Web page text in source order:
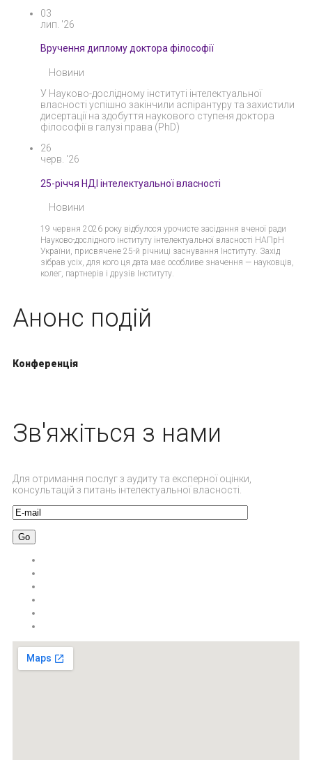
03
лип. '26
Вручення диплому доктора філософії
Новини
У Науково-дослідному інституті інтелектуальної
власності успішно закінчили аспірантуру та захистили
дисертації на здобуття наукового ступеня доктора
філософії в галузі права (PhD)
26
черв. '26
25-річчя НДІ інтелектуальної власності
Новини
19 червня 2026 року відбулося урочисте засідання вченої ради
Науково-дослідного інституту інтелектуальної власності НАПрН
України, присвячене 25-й річниці заснування Інституту. Захід
зібрав усіх, для кого ця дата має особливе значення — науковців,
колег, партнерів і друзів Інституту.
Анонс подій
Конференція
Зв'яжіться з нами
Для отримання послуг з аудиту та експерної оцінки,
консультацій з питань інтелектуальної власності.